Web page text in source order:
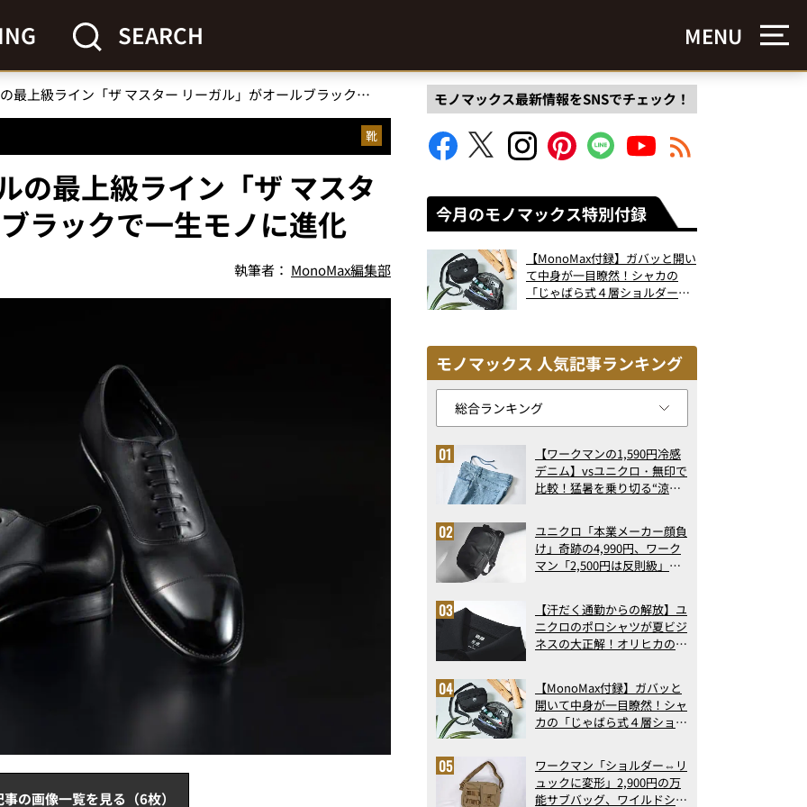
SEARCH MENU
【極みの一足】リーガルの最上級ライン「ザ マスター リーガル」がオールブラックで一生モノに進化
靴
の最上級ライン「ザ マスタ
ラックで一生モノに進化
執筆者： MonoMax編集部
の画像一覧を見る（6枚）
モノマックス最新情報をSNSでチェック！
今月のモノマックス特別付録
【MonoMax付録】ガバッと開い
て中身が一目瞭然！シャカの
「じゃばら式４層ショルダーバ
モノマックス 人気記事ランキング
【ワークマンの1,590円冷感
デニム】vsユニクロ・無印で
比較！猛暑を乗り切る“涼感
で決定版
ユニクロ「本業メーカー顔負
け」奇跡の4,990円、ワーク
マン「2,500円は反則級」凄
ト3】（2026年6月版）
【汗だく通勤からの解放】ユ
ニクロのポロシャツが夏ビジ
ネスの大正解！オリヒカの透
アの実力
【MonoMax付録】ガバッと
開いて中身が一目瞭然！シャ
カの「じゃばら式４層ショル
った！
ワークマン「ショルダー⇔リ
ュックに変形」2,900円の万
能サブバッグ、ワイルドシン